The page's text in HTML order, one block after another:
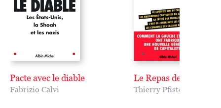
Pacte avec le diable
Fabrizio Calvi
Le Repas des fauves
Thierry Pfister